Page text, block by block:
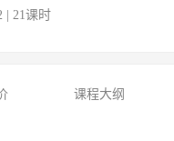
| 21课时
课程大纲